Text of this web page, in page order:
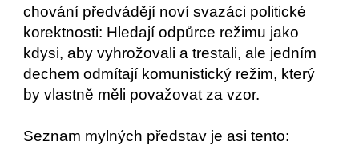
chování předvádějí noví svazáci politické
korektnosti: Hledají odpůrce režimu jako
kdysi, aby vyhrožovali a trestali, ale jedním
dechem odmítají komunistický režim, který
by vlastně měli považovat za vzor.
Seznam mylných představ je asi tento: